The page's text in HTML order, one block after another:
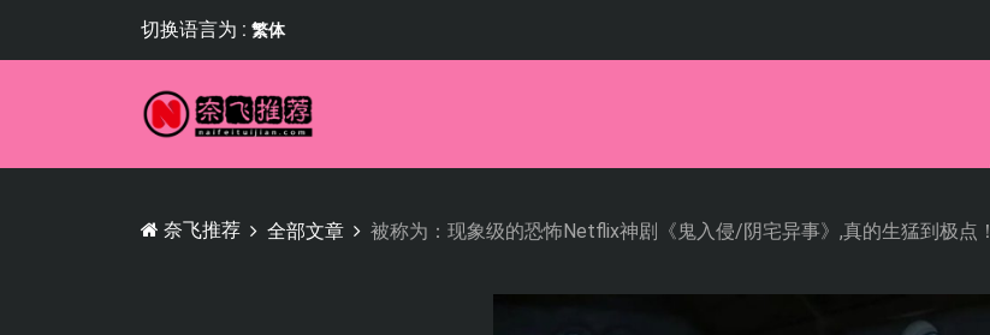
切换语言为 : 繁体
奈飞推荐 全部文章 被称为：现象级的恐怖Netflix神剧《鬼入侵/阴宅异事》,真的生猛到极点！